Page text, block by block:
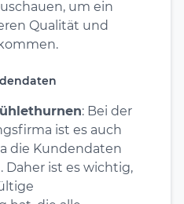
um ein
Qualität und
: Bei der
ist es auch
die Kundendaten
ist es wichtig,